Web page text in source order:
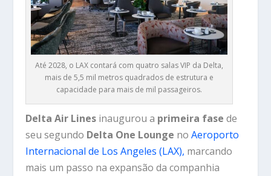
Até 2028, o LAX contará com quatro salas VIP da Delta,
mais de 5,5 mil metros quadrados de estrutura e
capacidade para mais de mil passageiros.
Delta Air Lines inaugurou a primeira fase de
seu segundo Delta One Lounge noAeroporto
Internacional de Los Angeles (LAX), marcando
mais um passo na expansão da companhia